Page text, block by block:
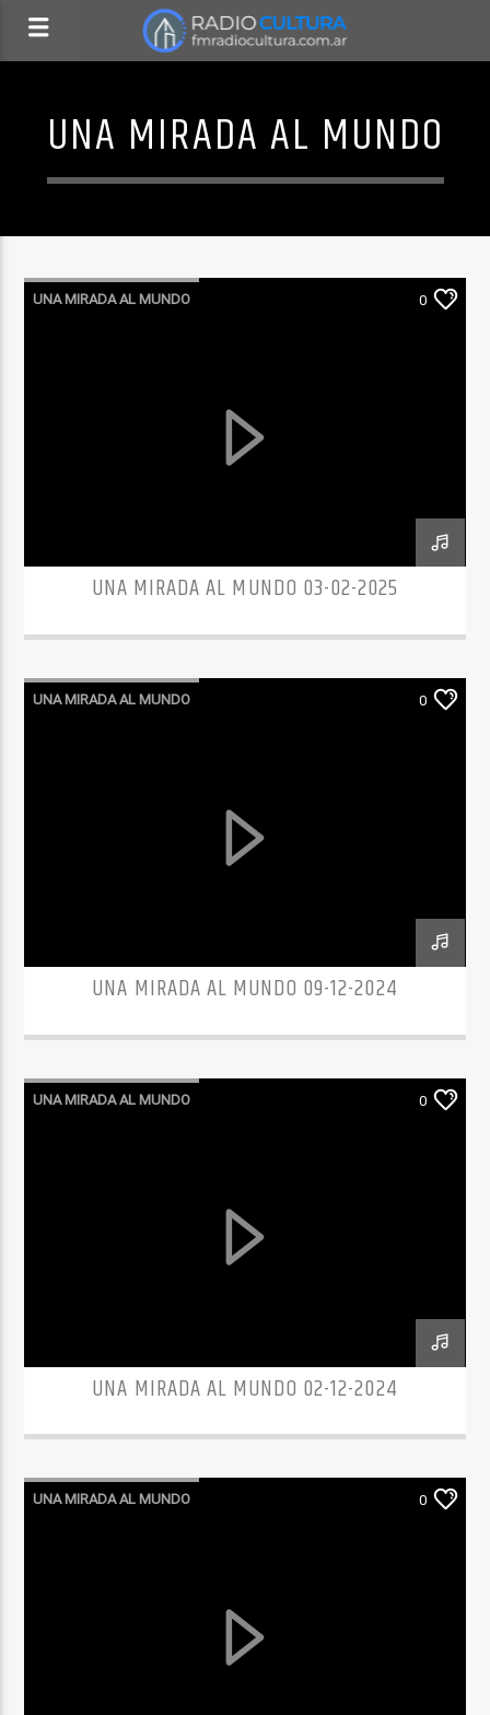
UNA MIRADA AL MUNDO
UNA MIRADA AL MUNDO 0
UNA MIRADA AL MUNDO 03-02-2025
UNA MIRADA AL MUNDO 0
UNA MIRADA AL MUNDO 09-12-2024
UNA MIRADA AL MUNDO 0
UNA MIRADA AL MUNDO 02-12-2024
UNA MIRADA AL MUNDO 0